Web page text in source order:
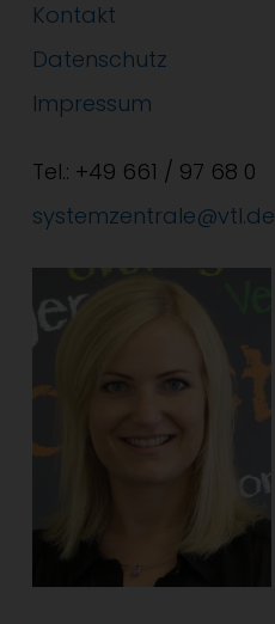
Kontakt
Datenschutz
Impressum
Tel.: +49 661 / 97 68 0
systemzentrale@vtl.de